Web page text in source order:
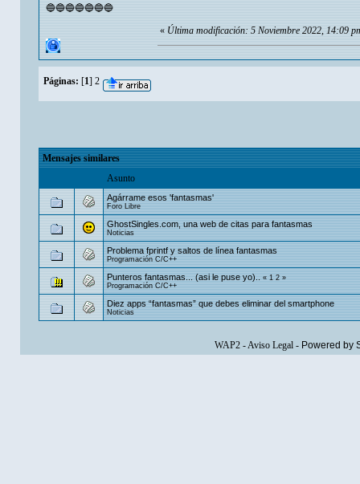
🔵🔵🔵🔵🔵🔵🔵
« Última modificación: 5 Noviembre 2022, 14:09
Páginas: [1] 2
Mensajes similares
Asunto
Agárrame esos 'fantasmas'
Foro Libre
GhostSingles.com, una web de citas para fantasmas
Noticias
Problema fprintf y saltos de línea fantasmas
Programación C/C++
Punteros fantasmas... (asi le puse yo).. «1 2»
Programación C/C++
Diez apps “fantasmas” que debes eliminar del smartphone
Noticias
WAP2-Aviso Legal- Powered by